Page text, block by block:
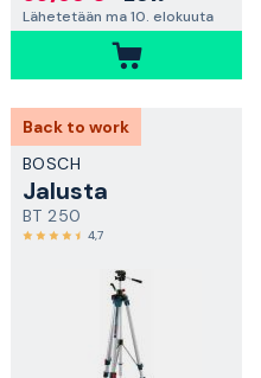
Lähetetään ma 10. elokuuta
Back to work
BOSCH
Jalusta
BT 250
4,7